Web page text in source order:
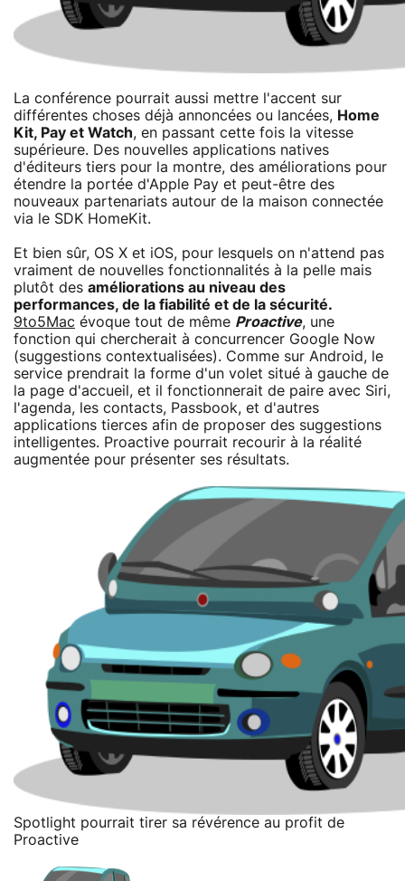
La conférence pourrait aussi mettre l'accent sur
différentes choses déjà annoncées ou lancées, Home
Kit, Pay et Watch, en passant cette fois la vitesse
supérieure. Des nouvelles applications natives
d'éditeurs tiers pour la montre, des améliorations pour
étendre la portée d'Apple Pay et peut-être des
nouveaux partenariats autour de la maison connectée
via le SDK HomeKit.
Et bien sûr, OS X et iOS, pour lesquels on n'attend pas
vraiment de nouvelles fonctionnalités à la pelle mais
plutôt des améliorations au niveau des
performances, de la fiabilité et de la sécurité.
9to5Mac évoque tout de même Proactive, une
fonction qui chercherait à concurrencer Google Now
(suggestions contextualisées). Comme sur Android, le
service prendrait la forme d'un volet situé à gauche de
la page d'accueil, et il fonctionnerait de paire avec Siri,
l'agenda, les contacts, Passbook, et d'autres
applications tierces afin de proposer des suggestions
intelligentes. Proactive pourrait recourir à la réalité
augmentée pour présenter ses résultats.
Spotlight pourrait tirer sa révérence au profit de
Proactive